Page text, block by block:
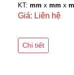
KT: mm x mm x
Giá: Liên hệ
Chi tiết